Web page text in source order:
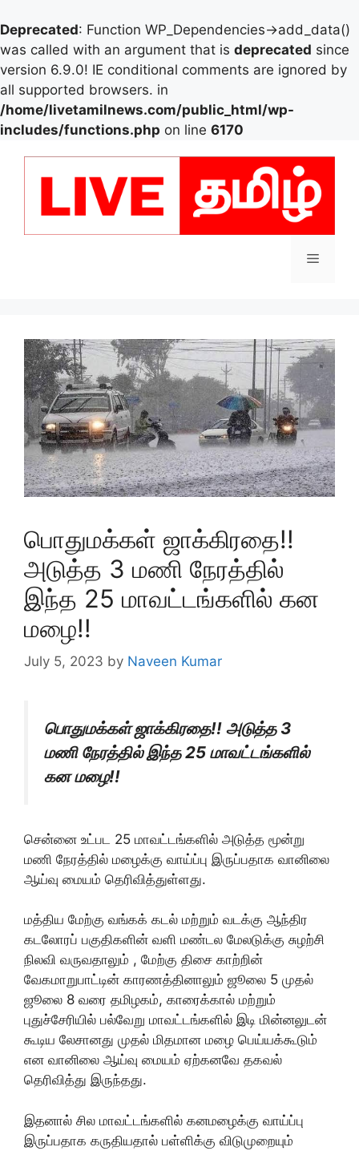
Deprecated: Function WP_Dependencies->add_data()
was called with an argument that is deprecated since
version 6.9.0! IE conditional comments are ignored by
all supported browsers. in
/home/livetamilnews.com/public_html/wp-
includes/functions.php on line 6170
Menu
பொதுமக்கள் ஜாக்கிரதை!!
அடுத்த 3 மணி நேரத்தில்
இந்த 25 மாவட்டங்களில் கன
மழை!!
July 5, 2023 by Naveen Kumar
பொதுமக்கள் ஜாக்கிரதை!! அடுத்த 3
மணி நேரத்தில் இந்த 25 மாவட்டங்களில்
கன மழை!!
சென்னை உட்பட 25 மாவட்டங்களில் அடுத்த மூன்று
மணி நேரத்தில் மழைக்கு வாய்ப்பு இருப்பதாக வானிலை
ஆய்வு மையம் தெரிவித்துள்ளது.
மத்திய மேற்கு வங்கக் கடல் மற்றும் வடக்கு ஆந்திர
கடலோரப் பகுதிகளின் வளி மண்டல மேலடுக்கு சுழற்சி
நிலவி வருவதாலும் , மேற்கு திசை காற்றின்
வேகமாறுபாட்டின் காரணத்தினாலும் ஜூலை 5 முதல்
ஜூலை 8 வரை தமிழகம், காரைக்கால் மற்றும்
புதுச்சேரியில் பல்வேறு மாவட்டங்களில் இடி மின்னலுடன்
கூடிய லேசானது முதல் மிதமான மழை பெய்யக்கூடும்
என வானிலை ஆய்வு மையம் ஏற்கனவே தகவல்
தெரிவித்து இருந்தது.
இதனால் சில மாவட்டங்களில் கனமழைக்கு வாய்ப்பு
இருப்பதாக கருதியதால் பள்ளிக்கு விடுமுறையும்